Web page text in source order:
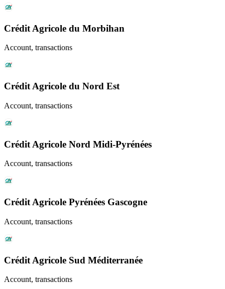
Crédit Agricole du Morbihan
Account, transactions
Crédit Agricole du Nord Est
Account, transactions
Crédit Agricole Nord Midi-Pyrénées
Account, transactions
Crédit Agricole Pyrénées Gascogne
Account, transactions
Crédit Agricole Sud Méditerranée
Account, transactions